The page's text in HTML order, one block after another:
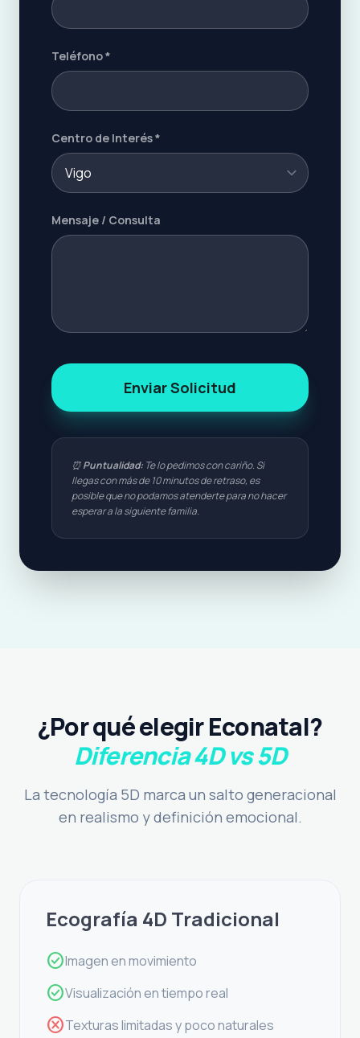
Teléfono *
Centro de Interés *
Mensaje / Consulta
Enviar Solicitud
⏰Puntualidad: Te lo pedimos con cariño. Si
llegas con más de 10 minutos de retraso, es
posible que no podamos atenderte para no hacer
esperar a la siguiente familia.
¿Por qué elegir Econatal?
Diferencia 4D vs 5D
La tecnología 5D marca un salto generacional
en realismo y definición emocional.
Ecografía 4D Tradicional
check_circleImagen en movimiento
check_circleVisualización en tiempo real
cancelTexturas limitadas y poco naturales